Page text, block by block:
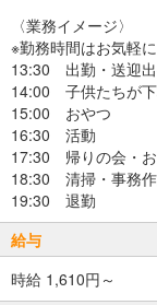
〈業務イメージ〉
※勤務時間はお気軽
13:30 出勤・送迎
14:00 子供たちが下
15:00 おやつ
16:30 活動
17:30 帰りの会・お
18:30 清掃・事務
19:30 退勤
給与
時給 1,610円～